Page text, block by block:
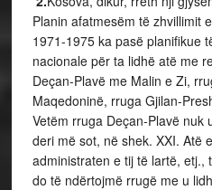
Planin afatmesëm të zhvillimit
1971-1975 ka pasë planifikue
nacionale për ta lidhë atë me
Deçan-Plavë me Malin e Zi,
Maqedoninë, rruga Gjilan-
Vetëm rruga Deçan-Plavë nuk
deri më sot, në shek. XXI. Atë
administraten e tij të lartë, etj.,
do të ndërtojmë rrugë me u